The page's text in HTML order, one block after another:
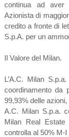
continua ad aver
Azionista di
credito a fronte di
S.p.A. per un
Il Valore del Milan.
L’A.C. Milan
coordinamento da
99,93% delle
A.C. Milan S.p.a.
Milan Real
controlla al 50% M-I